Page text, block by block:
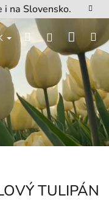
i na Slovensko.
HledatPřihlášení
košík
TULIPÁN